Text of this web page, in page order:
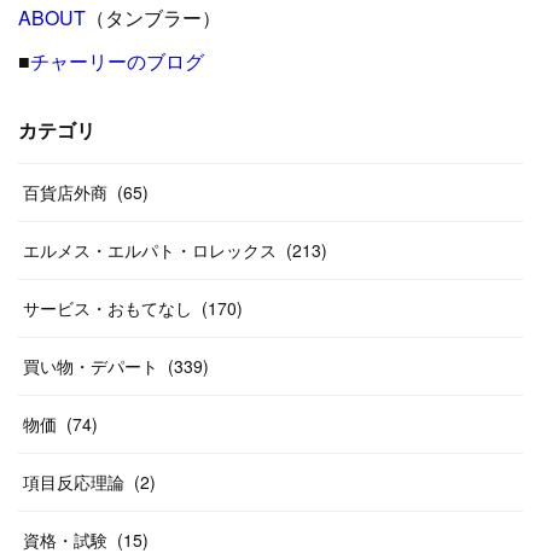
(24)
(8 )
(17
(12)
(12)
19)
(13
(14)
(26)
27)
(29
(24)
(26
(31)
31
(26
(20)
(14
(46
( 23)
40
(55
(38)
(20
(31
58)
10
( 42)
(33
(46)
(20
ABOUT （タンブラー）
■チャーリーのブログ
カテゴリ
百貨店外商 (65)
エルメス・エルパト・ロレックス (213)
サービス・おもてなし (170)
買い物・デパート (339)
物価 (74)
項目反応理論 (2)
資格・試験 (15)